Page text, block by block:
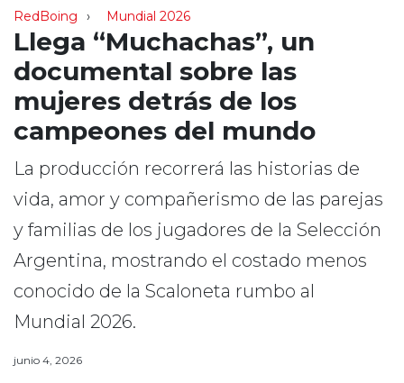
RedBoing Mundial 2026
Llega “Muchachas”, un
documental sobre las
mujeres detrás de los
campeones del mundo
La producción recorrerá las historias de
vida, amor y compañerismo de las parejas
y familias de los jugadores de la Selección
Argentina, mostrando el costado menos
conocido de la Scaloneta rumbo al
Mundial 2026.
junio 4, 2026